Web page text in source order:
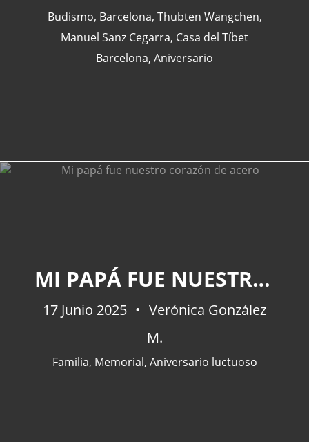
Budismo, Barcelona, Thubten Wangchen,
Manuel Sanz Cegarra, Casa del Tíbet
Barcelona, Aniversario
MI PAPÁ FUE NUESTRO CORAZÓN DE ACERO
17 Junio 2025
Verónica González
M.
Familia, Memorial, Aniversario luctuoso